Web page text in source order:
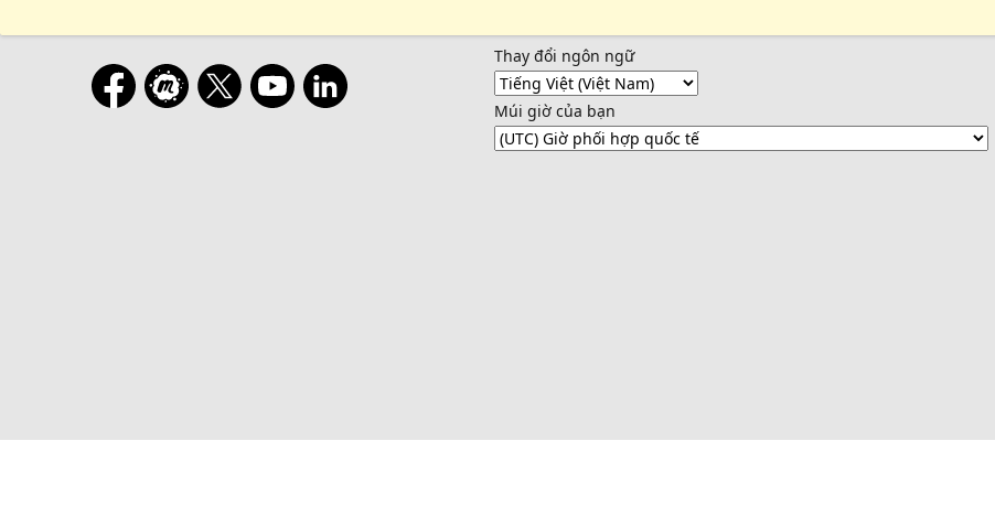
Thay đổi ngôn ngữ
Múi giờ của bạn